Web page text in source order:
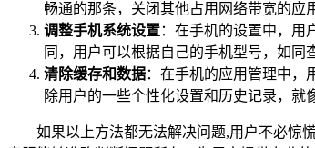
畅通的那条，关闭其他占用网络带宽的应
调整手机系统设置：在手机的设置中，用
同，用户可以根据自己的手机型号，如同
清除缓存和数据：在手机的应用管理中，
除用户的一些个性化设置和历史记录，就
如果以上方法都无法解决问题,用户不必惊